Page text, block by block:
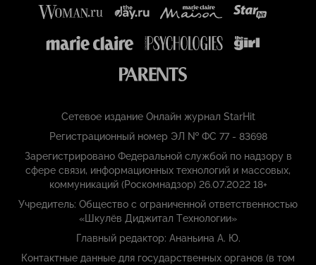
Сетевое издание Онлайн журнал StarHit
Регистрационный номер ЭЛ № ФС 77 - 83698
Зарегистрировано Федеральной службой по надзору в
сфере связи, информационных технологий и массовых,
коммуникаций (Роскомнадзор) 26.07.2022 18+
Учредитель: Общество с ограниченной ответственностью
«Шкулёв Диджитал Технологии»
Главный редактор: Ананьина А. Ю.
Контактные данные для государственных органов (в том